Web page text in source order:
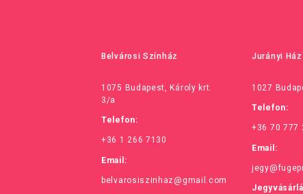
Belvárosi Színház
1075 Budapest, Károly krt.
3/a
Telefon:
+36 1 266 7130
Email:
belvarosiszinhaz@gmail.com
Jurányi Ház
1027
Telefon:
+36 70 777
Email: